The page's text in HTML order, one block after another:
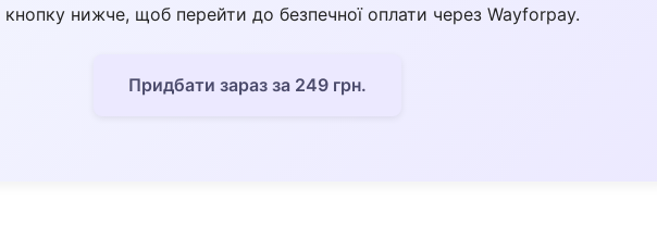
кнопку нижче, щоб перейти до безпечної оплати через Wayforpay.
Придбати зараз за 249 грн.